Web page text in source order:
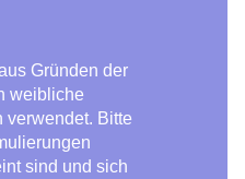
Gründen der
weibliche
verwendet. Bitte
sind und sich